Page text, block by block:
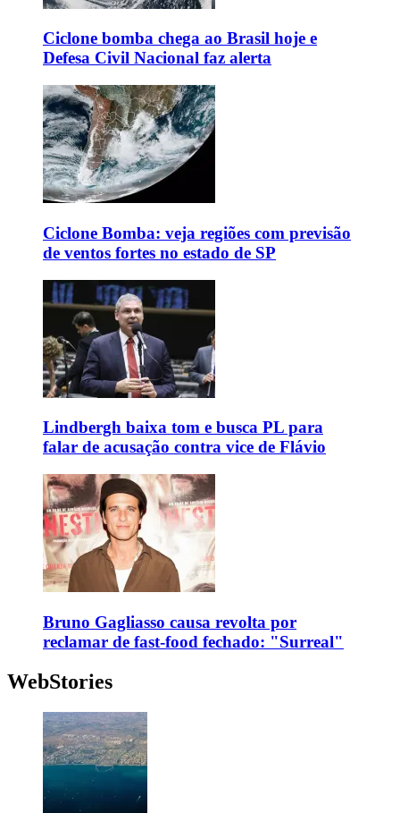
Ciclone bomba chega ao Brasil hoje e
Defesa Civil Nacional faz alerta
Ciclone Bomba: veja regiões com previsão
de ventos fortes no estado de SP
Lindbergh baixa tom e busca PL para
falar de acusação contra vice de Flávio
Bruno Gagliasso causa revolta por
reclamar de fast-food fechado: "Surreal"
WebStories